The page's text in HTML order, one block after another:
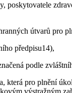
poskytovatele
útvarů pro
předpisu14),
podle
která pro plnění